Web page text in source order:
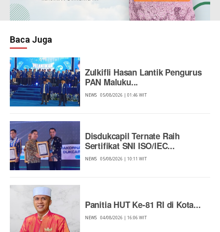
Baca Juga
Zulkifli Hasan Lantik Pengurus
PAN Maluku...
NEWS 05/08/2026 | 01:46 WIT
Disdukcapil Ternate Raih
Sertifikat SNI ISO/IEC...
NEWS 05/08/2026 | 10:11 WIT
Panitia HUT Ke-81 RI di Kota...
NEWS 04/08/2026 | 16:06 WIT